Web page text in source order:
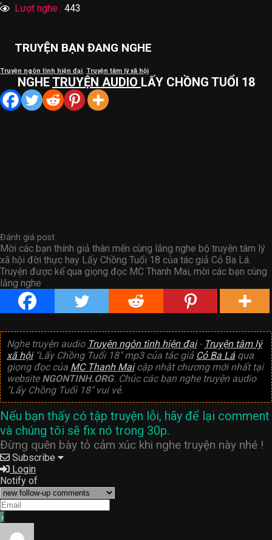
Lượt nghe : 443
TRUYỆN BẠN ĐANG NGHE
Truyện ngôn tình hiện đại, Truyện tâm lý xã hội
NGHETRUYỆN AUDIO LẤY CHỒNG TUỔI 18
Đánh giá post
Mời các bạn thính giả thân mến cùng lắng nghe bộ truyện tâm lý
xã hội đời thực hay Lấy Chồng Tuổi 18 của tác giả Cỏ Ba Lá.
Truyện được kể qua giọng đọc MC Thanh Mai, mời các bạn cùng
lắng nghe
Nghe truyện audio Truyện ngôn tình hiện đại- Truyện tâm lý
xã hội"Lấy Chồng Tuổi 18" mp3 của tác giả Cỏ Ba Láqua
giọng đọc của MC Thanh Maicập nhật chương mới nhất tại
website NGONTINH.ORG. Chúc các bạn nghe truyện audio
"Lấy Chồng Tuổi 18" vui vẻ.
Nếu bạn thấy có tập truyện lỗi, hãy để lại comment
và chúng tôi sẽ fix nó trong 30p.
Đừng quên bày tỏ cảm xúc khi nghe truyện này nhé !
Subscribe
Login
Notify of